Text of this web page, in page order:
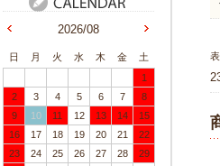
2026/08
日 月 火 水 木 金
土
1
2
3 4 5 6 7
8
9
10 11 12 13 14
15
16
17 18 19 20 21
22
23
24 25 26 27 28
29